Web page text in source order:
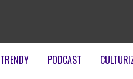
TRENDY PODCAST